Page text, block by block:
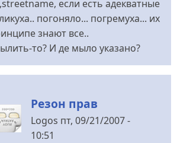
сомневаюсь
человек
лица
(не
перевірено)
если есть адекватные
погоняло... погремуха... их
знают все..
то? И де мыло указано?
Резон прав
Logos пт, 09/21/2007 -
10:51